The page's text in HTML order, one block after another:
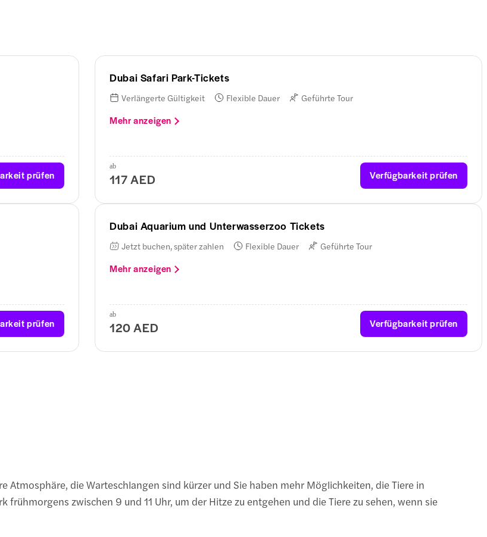
prüfen
Dubai Safari Park-Tickets
Verlängerte Gültigkeit Flexible Dauer Geführte Tour
Mehr anzeigen
ab
117 AED Verfügbarkeit prüfen
prüfen
Dubai Aquarium und Unterwasserzoo Tickets
Jetzt buchen, später zahlen Flexible Dauer Geführte Tour
Mehr anzeigen
ab
120 AED Verfügbarkeit prüfen
die Warteschlangen sind kürzer und Sie haben mehr Möglichkeiten, die Tiere in
frühmorgens zwischen 9 und 11 Uhr, um der Hitze zu entgehen und die Tiere zu sehen, wenn sie